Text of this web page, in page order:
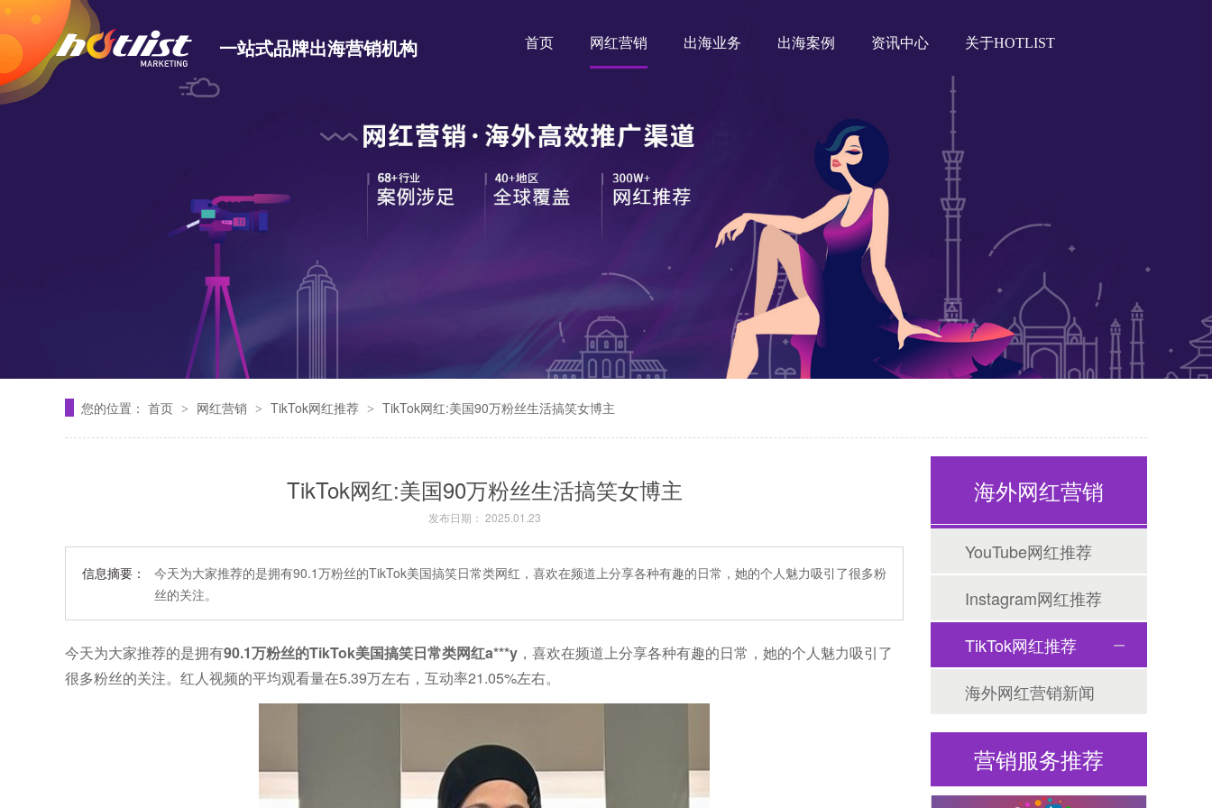
一站式品牌出海营销机构 首页 网红营销 出海业务 出海案例 资讯中心 关于HOTLIST
您的位置： 首页 > 网红营销 > TikTok网红推荐 > TikTok网红:美国90万粉丝生活搞笑女博主
TikTok网红:美国90万粉丝生活搞笑女博主
发布日期： 2025.01.23
信息摘要：
今天为大家推荐的是拥有90.1万粉丝的TikTok美国搞笑日常类网红，喜欢在频道上分享各种有趣的日常，她的个人魅力吸引了很多粉
丝的关注。
今天为大家推荐的是拥有90.1万粉丝的TikTok美国搞笑日常类网红a***y ，喜欢在频道上分享各种有趣的日常，她的个人魅力吸引了
很多粉丝的关注。红人视频的平均观看量在5.39万左右，互动率21.05%左右。
海外网红营销
YouTube网红推荐
Instagram网红推荐
TikTok网红推荐
海外网红营销新闻
营销服务推荐
Tiktok海外营销